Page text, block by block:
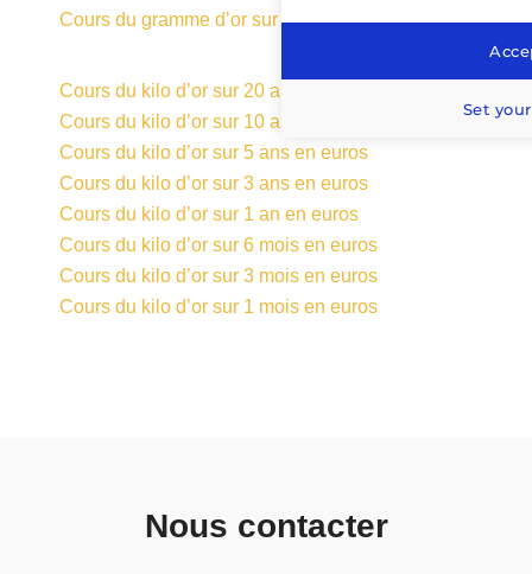
Cours du gramme d’or sur 1 mois en euros
Cours du kilo d’or sur 20 ans en euros
Cours du kilo d’or sur 10 ans en euros
Cours du kilo d’or sur 5 ans en euros
Cours du kilo d’or sur 3 ans en euros
Cours du kilo d’or sur 1 an en euros
Cours du kilo d’or sur 6 mois en euros
Cours du kilo d’or sur 3 mois en euros
Cours du kilo d’or sur 1 mois en euros
Nous contacter
Set